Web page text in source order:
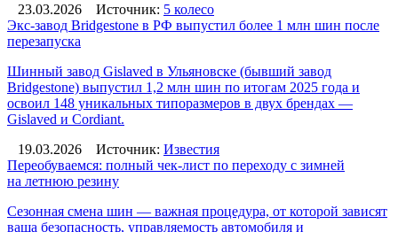
23.03.2026
Источник: 5 колесо
Экс-завод Bridgestone в РФ выпустил более 1 млн шин после
перезапуска
Шинный завод Gislaved в Ульяновске (бывший завод
Bridgestone) выпустил 1,2 млн шин по итогам 2025 года и
освоил 148 уникальных типоразмеров в двух брендах —
Gislaved и Cordiant.
19.03.2026
Источник: Известия
Переобуваемся: полный чек-лист по переходу с зимней
на летнюю резину
Сезонная смена шин — важная процедура, от которой зависят
ваша безопасность, управляемость автомобиля и